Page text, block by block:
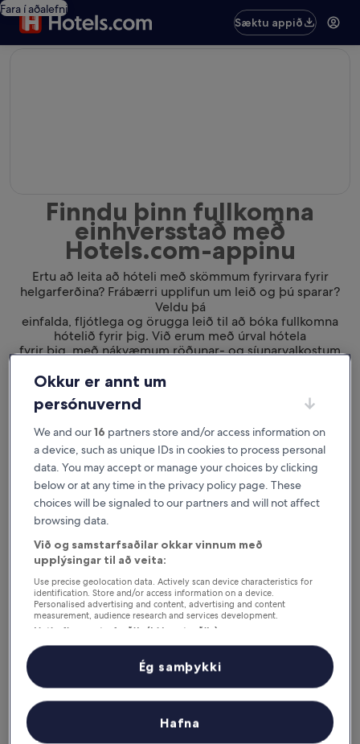
Fara í aðalefni
Sæktu appið
Finndu þinn fullkomna
einhversstað með
Hotels.com-appinu
Ertu að leita að hóteli með skömmum fyrirvara fyrir
helgarferðina? Frábærri upplifun um leið og þú sparar?
Veldu þá
einfalda, fljótlega og örugga leið til að bóka fullkomna
hótelið fyrir þig. Við erum með úrval hótela
fyrir þig, með nákvæmum röðunar- og síunarvalkostum
ekki nóg að þú
finnir stað sem þér líkar við. Við viljum að þú elskir hann.
Í boði á iOS og Android
Ástæður til að sækja appið okkar
Sparaðu enn meira
Fáðu afslátt af völdum hótelum í appinu
Okkur er annt um
persónuvernd
We and our16 partners store and/or access information on
a device, such as unique IDs in cookies to process personal
data. You may accept or manage your choices by clicking
below or at any time in the privacy policy page. These
choices will be signaled to our partners and will not affect
browsing data.
Við og samstarfsaðilar okkar vinnum með
upplýsingar til að veita:
Use precise geolocation data. Actively scan device characteristics for
identification. Store and/or access information on a device.
Personalised advertising and content, advertising and content
measurement, audience research and services development.
Listi yfir samstarfsaðila (þjónustuaðila)
Hafna
Ég samþykki